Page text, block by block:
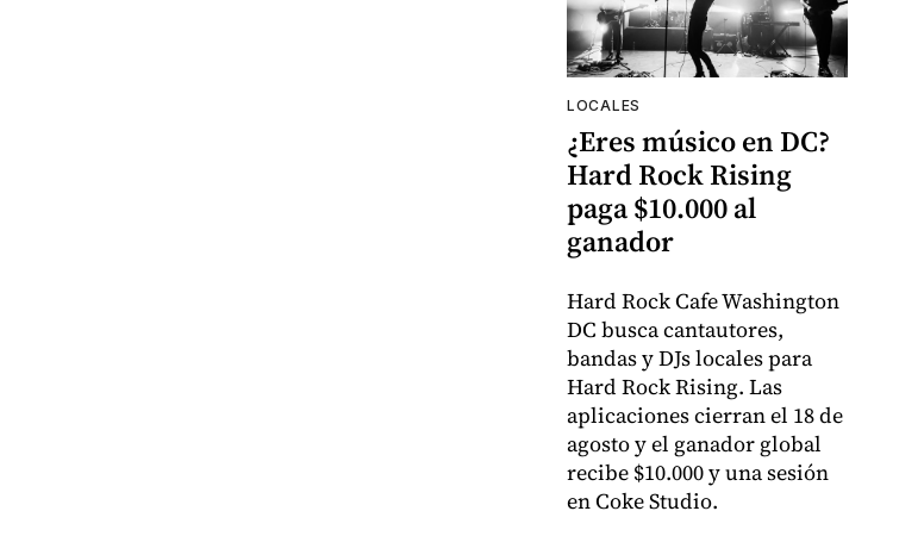
LOCALES
¿Eres músico en DC?
Hard Rock Rising
paga $10.000 al
ganador
Hard Rock Cafe Washington
DC busca cantautores,
bandas y DJs locales para
Hard Rock Rising. Las
aplicaciones cierran el 18 de
agosto y el ganador global
recibe $10.000 y una sesión
en Coke Studio.